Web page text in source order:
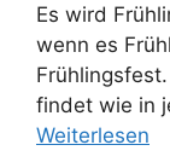
Es wird
wenn es
findet wie in
Weiterlesen